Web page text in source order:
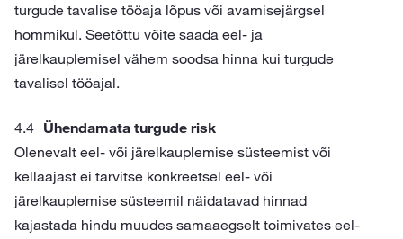
turgude tavalise tööaja lõpus või avamisejärgsel
hommikul. Seetõttu võite saada eel- ja
järelkauplemisel vähem soodsa hinna kui turgude
tavalisel tööajal.
Ühendamata turgude risk
Olenevalt eel- või järelkauplemise süsteemist või
kellaajast ei tarvitse konkreetsel eel- või
järelkauplemise süsteemil näidatavad hinnad
kajastada hindu muudes samaaegselt toimivates eel-